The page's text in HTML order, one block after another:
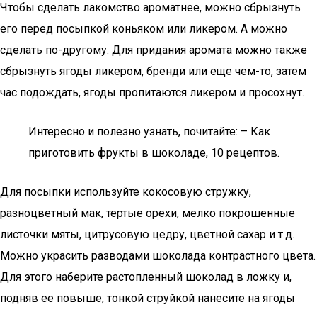
Чтобы сделать лакомство ароматнее, можно сбрызнуть
его перед посыпкой коньяком или ликером. А можно
сделать по-другому. Для придания аромата можно также
сбрызнуть ягоды ликером, бренди или еще чем-то, затем
час подождать, ягоды пропитаются ликером и просохнут.
Интересно и полезно узнать, почитайте: – Как
приготовить фрукты в шоколаде, 10 рецептов.
Для посыпки используйте кокосовую стружку,
разноцветный мак, тертые орехи, мелко покрошенные
листочки мяты, цитрусовую цедру, цветной сахар и т.д.
Можно украсить разводами шоколада контрастного цвета.
Для этого наберите растопленный шоколад в ложку и,
подняв ее повыше, тонкой струйкой нанесите на ягоды